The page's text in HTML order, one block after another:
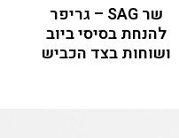
שר SAG – גריפר
להנחת בסיסי ביוב
ושוחות בצד הכביש